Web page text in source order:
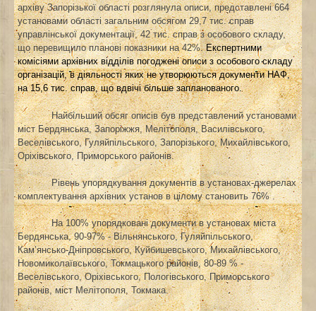
архіву Запорізької області розглянула описи, представлені 664
установами області загальним обсягом 29,7 тис. справ
управлінської документації, 42 тис. справ з особового складу,
що перевищило планові показники на 42%.Експертними
комісіями архівних відділів погоджені описи з особового складу
організацій, в діяльності яких не утворюються документи НАФ,
на 15,6 тис. справ, що вдвічі більше запланованого.
Найбільший обсяг описів був представлений установами
міст Бердянська, Запоріжжя, Мелітополя, Василівського,
Веселівського, Гуляйпільського, Запорізького, Михайлівського,
Оріхівського, Приморського районів.
Рівень упорядкування документів в установах-джерелах
комплектування архівних установ в цілому становить 76% .
На 100% упорядковані документи в установах міста
Бердянська, 90-97% - Вільнянського, Гуляйпільського,
Кам’янсько-Дніпровського, Куйбишевського, Михайлівського,
Новомиколаївського, Токмацького районів, 80-89 % -
Веселівського, Оріхівського, Пологівського, Приморського
районів, міст Мелітополя, Токмака.